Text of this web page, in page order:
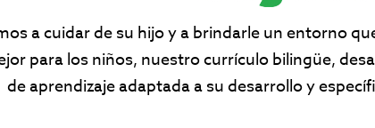
a cuidar de su hijo y a brindarle un entorno
para los niños, nuestro currículo bilingüe,
de aprendizaje adaptada a su desarrollo y